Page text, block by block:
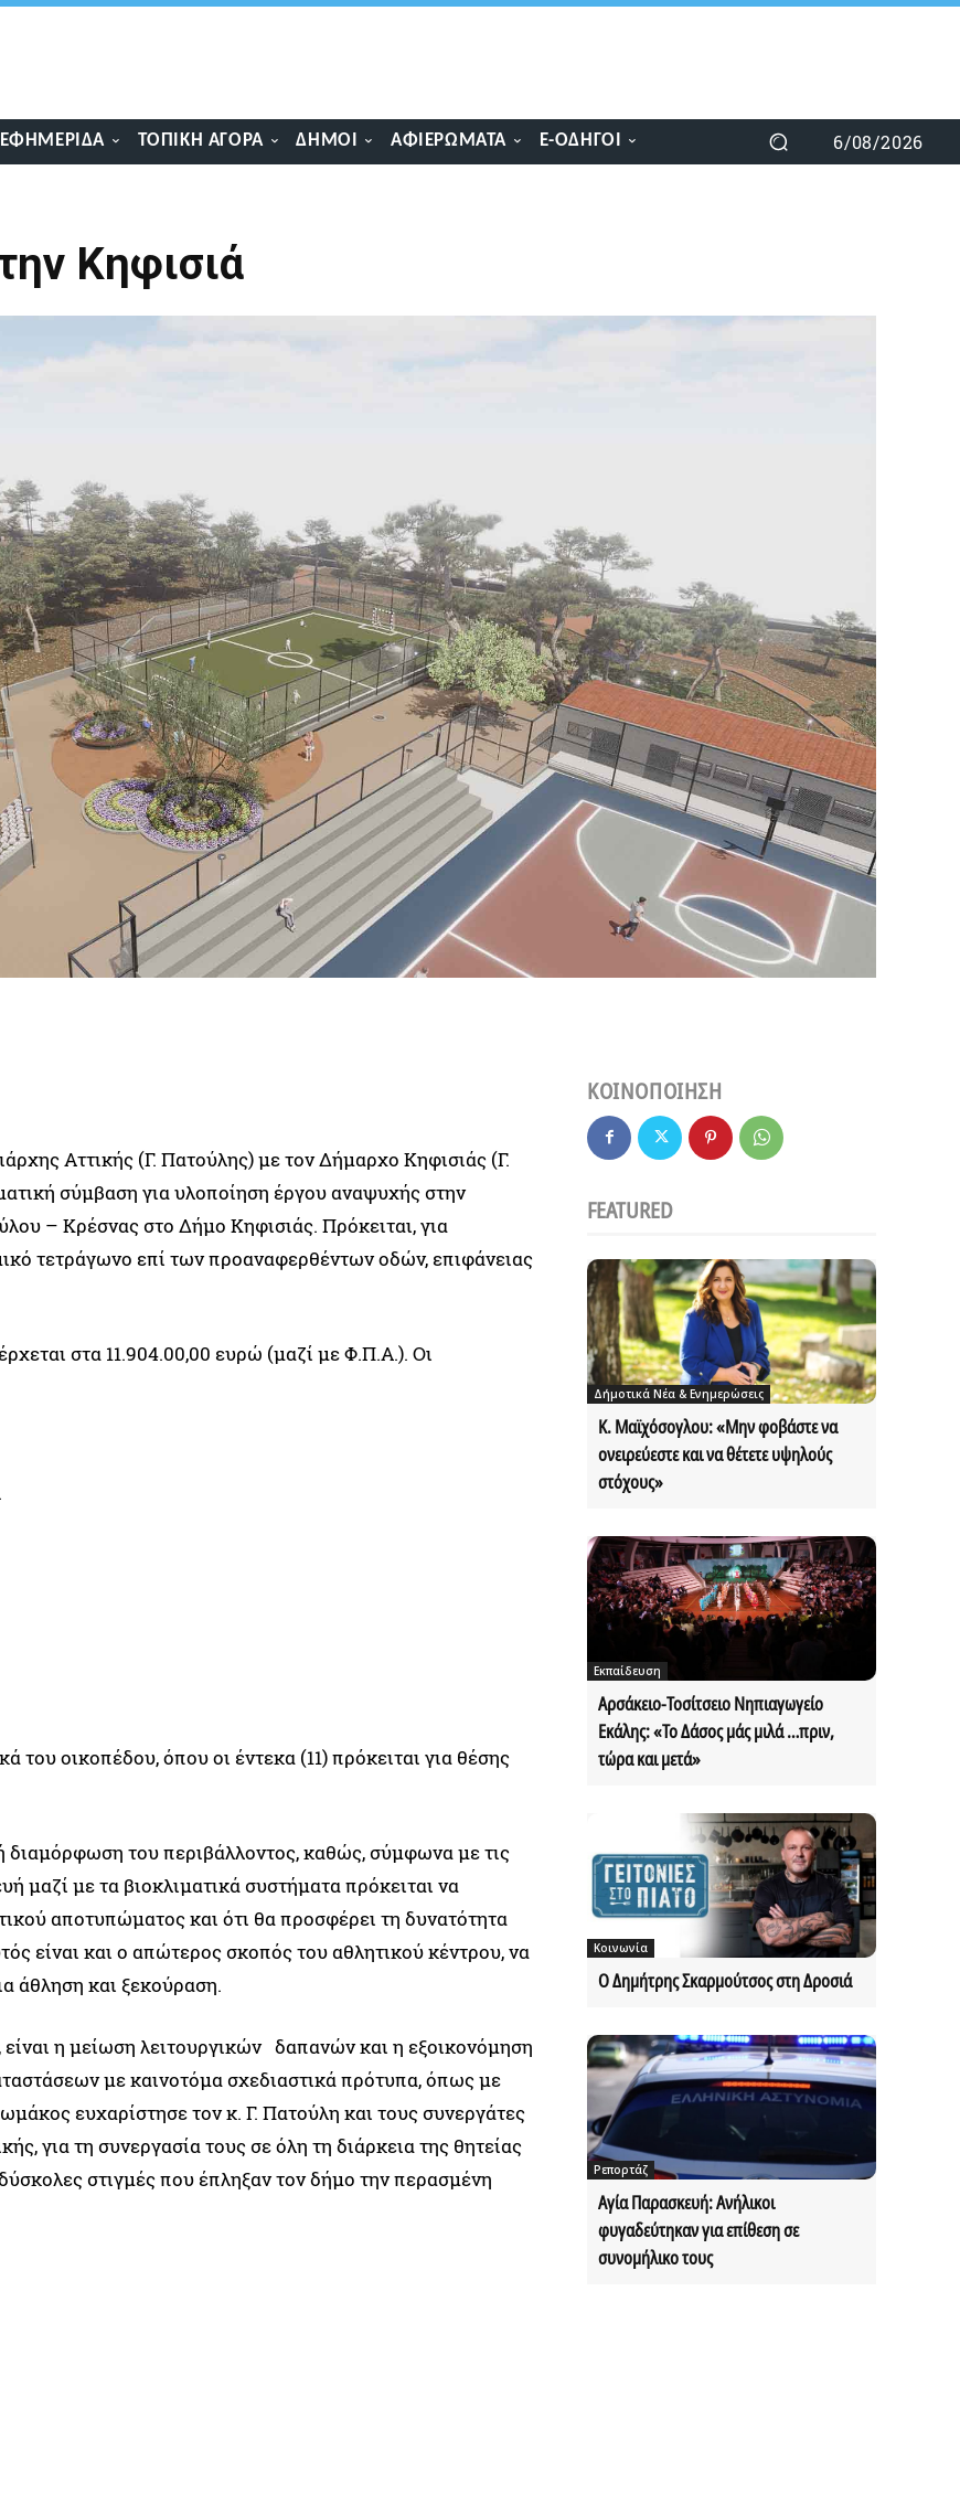
ΕΦΗΜΕΡΊΔΑ ΤΟΠΙΚΉ ΑΓΟΡΆ ΔΉΜΟΙ ΑΦΙΕΡΏΜΑΤΑ E-ΟΔΗΓΟΊ 6/08/2026
Κηφισιά
Αττικής (Γ. Πατούλης) με τον Δήμαρχο Κηφισιάς (Γ.
σύμβαση για υλοποίηση έργου αναψυχής στην
– Κρέσνας στο Δήμο Κηφισιάς. Πρόκειται, για
τετράγωνο επί των προαναφερθέντων οδών, επιφάνειας
στα 11.904.00,00 ευρώ (μαζί με Φ.Π.Α.). Οι
του οικοπέδου, όπου οι έντεκα (11) πρόκειται για θέσης
διαμόρφωση του περιβάλλοντος, καθώς, σύμφωνα με τις
μαζί με τα βιοκλιματικά συστήματα πρόκειται να
αποτυπώματος και ότι θα προσφέρει τη δυνατότητα
είναι και ο απώτερος σκοπός του αθλητικού κέντρου, να
άθληση και ξεκούραση.
η μείωση λειτουργικών δαπανών και η εξοικονόμηση
με καινοτόμα σχεδιαστικά πρότυπα, όπως με
ευχαρίστησε τον κ. Γ. Πατούλη και τους συνεργάτες
για τη συνεργασία τους σε όλη τη διάρκεια της θητείας
στιγμές που έπληξαν τον δήμο την περασμένη
ΚΟΙΝΟΠΟΙΗΣΗ
FEATURED
Δήμοτικά Νέα & Ενημερώσεις
Κ. Μαϊχόσογλου: «Μην φοβάστε να
ονειρεύεστε και να θέτετε υψηλούς
στόχους»
Εκπαίδευση
Αρσάκειο-Τοσίτσειο Νηπιαγωγείο
Εκάλης: «Το Δάσος μάς μιλά …πριν,
τώρα και μετά»
Κοινωνία
Ο Δημήτρης Σκαρμούτσος στη Δροσιά
Ρεπορτάζ
Αγία Παρασκευή: Ανήλικοι
φυγαδεύτηκαν για επίθεση σε
συνομήλικο τους